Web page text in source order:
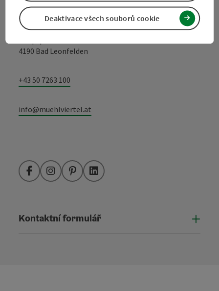
Turistické sdružení Mühlviertel
4190 Bad Leonfelden
+43 50 7263 100
info@muehlviertel.at
FacebookInstagramPinterestLinkedIn
Kontaktní formulář
Deaktivace všech souborů cookie